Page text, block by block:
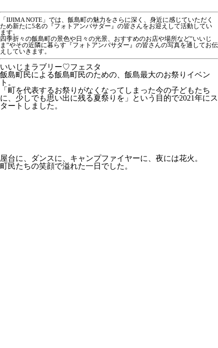
「IIJIMA NOTE」では、飯島町の魅力をさらに深く、身近に感じていただく
ため新たに5名の『フォトアンバサダー』の皆さんをお迎えして活動してい
ます。
四季折々の飯島町の景色や日々の光景、おすすめのお店や場所など”いいじ
ま”やその近隣に暮らす『フォトアンバサダー』の皆さんの写真を通してお伝
えしていきます。
いいじまラブリー♡フェスタ
飯島町民による飯島町民のための、飯島最大のお祭りイベン
ト。
「町を代表するお祭りがなくなってしまった今の子どもたち
に、少しでも思い出に残る夏祭りを」
という目的で2021年にス
タートしました。
屋台に、ダンスに、キャンプファイヤーに、夜には花火。
町民たちの笑顔で溢れた一日でした。